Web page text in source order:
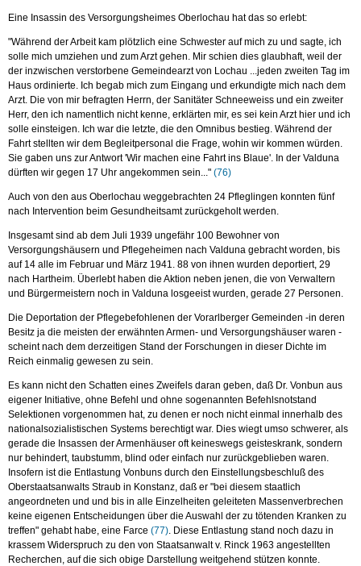
Eine Insassin des Versorgungsheimes Oberlochau hat das so erlebt:
"Während der Arbeit kam plötzlich eine Schwester auf mich zu und sagte, ich
solle mich umziehen und zum Arzt gehen. Mir schien dies glaubhaft, weil der
der inzwischen verstorbene Gemeindearzt von Lochau ...jeden zweiten Tag im
Haus ordinierte. Ich begab mich zum Eingang und erkundigte mich nach dem
Arzt. Die von mir befragten Herrn, der Sanitäter Schneeweiss und ein zweiter
Herr, den ich namentlich nicht kenne, erklärten mir, es sei kein Arzt hier und ich
solle einsteigen. Ich war die letzte, die den Omnibus bestieg. Während der
Fahrt stellten wir dem Begleitpersonal die Frage, wohin wir kommen würden.
Sie gaben uns zur Antwort 'Wir machen eine Fahrt ins Blaue'. In der Valduna
dürften wir gegen 17 Uhr angekommen sein..." (76)
Auch von den aus Oberlochau weggebrachten 24 Pfleglingen konnten fünf
nach Intervention beim Gesundheitsamt zurückgeholt werden.
Insgesamt sind ab dem Juli 1939 ungefähr 100 Bewohner von
Versorgungshäusern und Pflegeheimen nach Valduna gebracht worden, bis
auf 14 alle im Februar und März 1941. 88 von ihnen wurden deportiert, 29
nach Hartheim. Überlebt haben die Aktion neben jenen, die von Verwaltern
und Bürgermeistern noch in Valduna losgeeist wurden, gerade 27 Personen.
Die Deportation der Pflegebefohlenen der Vorarlberger Gemeinden -in deren
Besitz ja die meisten der erwähnten Armen- und Versorgungshäuser waren -
scheint nach dem derzeitigen Stand der Forschungen in dieser Dichte im
Reich einmalig gewesen zu sein.
Es kann nicht den Schatten eines Zweifels daran geben, daß Dr. Vonbun aus
eigener Initiative, ohne Befehl und ohne sogenannten Befehlsnotstand
Selektionen vorgenommen hat, zu denen er noch nicht einmal innerhalb des
nationalsozialistischen Systems berechtigt war. Dies wiegt umso schwerer, als
gerade die Insassen der Armenhäuser oft keineswegs geisteskrank, sondern
nur behindert, taubstumm, blind oder einfach nur zurückgeblieben waren.
Insofern ist die Entlastung Vonbuns durch den Einstellungsbeschluß des
Oberstaatsanwalts Straub in Konstanz, daß er "bei diesem staatlich
angeordneten und und bis in alle Einzelheiten geleiteten Massenverbrechen
keine eigenen Entscheidungen über die Auswahl der zu tötenden Kranken zu
treffen" gehabt habe, eine Farce (77). Diese Entlastung stand noch dazu in
krassem Widerspruch zu den von Staatsanwalt v. Rinck 1963 angestellten
Recherchen, auf die sich obige Darstellung weitgehend stützen konnte.